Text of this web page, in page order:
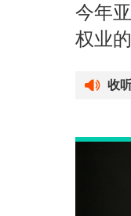
今年
权业
收